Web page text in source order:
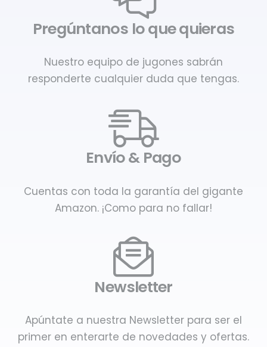
Pregúntanos lo que quieras
Nuestro equipo de jugones sabrán
responderte cualquier duda que tengas.
Envío & Pago
Cuentas con toda la garantía del gigante
Amazon. ¡Como para no fallar!
Newsletter
Apúntate a nuestra Newsletter para ser el
primer en enterarte de novedades y ofertas.